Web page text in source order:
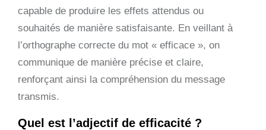
capable de produire les effets attendus ou
souhaités de manière satisfaisante. En veillant à
l’orthographe correcte du mot « efficace », on
communique de manière précise et claire,
renforçant ainsi la compréhension du message
transmis.
Quel est l’adjectif de efficacité ?